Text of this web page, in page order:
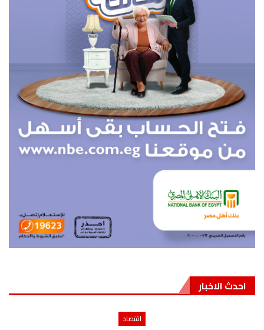
احدث الاخبار
اقتصاد